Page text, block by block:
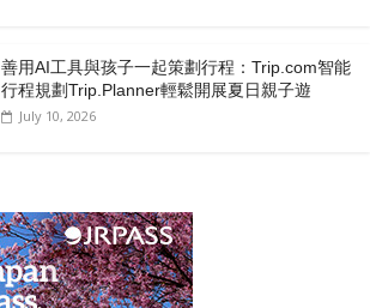
善用AI工具與孩子一起策劃行程：Trip.com智能
行程規劃Trip.Planner輕鬆開展夏日親子遊
July 10, 2026